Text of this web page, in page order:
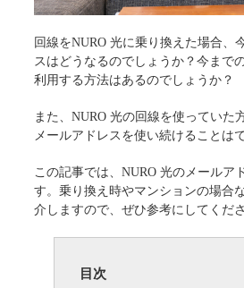
回線をNURO 光に乗り換えた場合、
スはどうなるのでしょうか？今まで
利用する方法はあるのでしょうか？
また、NURO 光の回線を使っていた
メールアドレスを使い続けることは
この記事では、NURO 光のメールア
す。乗り換え時やマンションの場合
介しますので、ぜひ参考にしてくださ
目次